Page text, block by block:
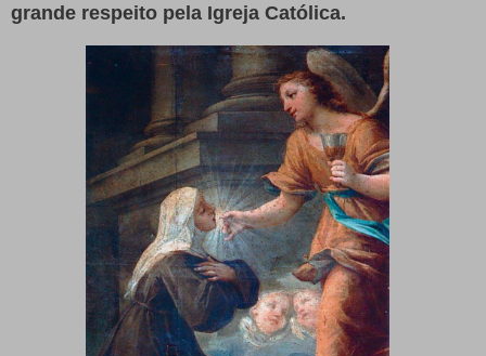
grande respeito pela Igreja Católica.